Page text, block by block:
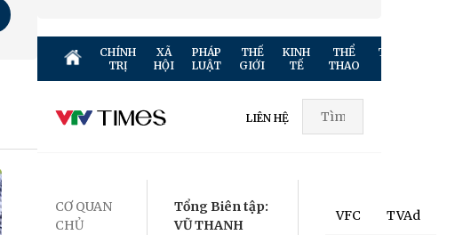
CHÍNH
TRỊ
XÃ
HỘI
PHÁP
LUẬT
THẾ
GIỚI
KINH
TẾ
THỂ
THAO
TRUYỀN
LIÊN HỆ
CƠ QUAN
CHỦ
Tổng Biên tập:
VŨ THANH
VFC TVAd